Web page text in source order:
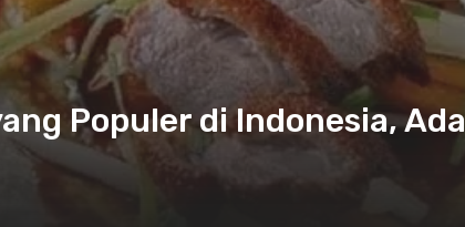
Populer di Indonesia, Ada